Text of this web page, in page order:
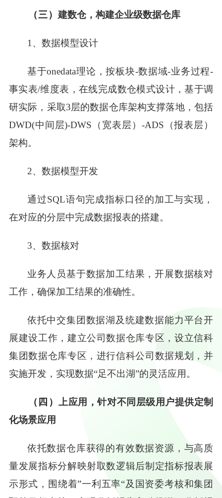
（三） 建数仓，构建企业级数据仓库
1 、数据模型设计
基于onedata理论，按板块-数据域-业务过程-
事实表/维度表，在线完成数仓模式设计，基于调
研实际，采取3层的数据仓库架构支撑落地，包括
DWD(中间层)-DWS（宽表层）-ADS（报表层）
架构。
2、数据模型开发
通过SQL语句完成指标口径的加工与实现，
在对应的分层中完成数据报表的搭建。
3、 数据核对
业务人员基于数据加工结果，开展数据核对
工作，确保加工结果的准确性。
依托中交集团数据湖及统建数据能力平台开
展建设工作，建立公司数据仓库专区，设立信科
集团数据仓库专区，进行信科公司数据规划，并
实施开发，实现数据“足不出湖”的灵活应用。
（四）上应用，针对不同层级用户提供定制
化场景应用
依托数据仓库获得的有效数据资源，与高质
量发展指标分解映射取数逻辑后制定指标报表展
示形式，围绕着”一利五率“及国资委考核和集团